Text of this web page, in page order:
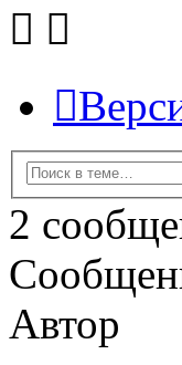
2
Автор